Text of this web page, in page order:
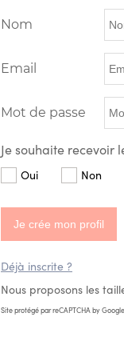
Nom
Email
Mot de passe
Je souhaite recevoir
Oui Non
Je crée mon profil
Déjà inscrite ?
Nous proposons les
Site protégé par reCAPTCHA by